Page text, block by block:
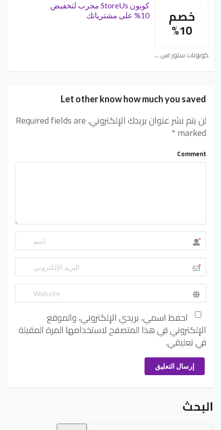
خصم
10%
كوبونات ستور اس StoreUs
كوبون StoreUs مجرب لتخفيض
10% على مشترياتك
Let other know how much you saved
لن يتم نشر عنوان بريدك الإلكتروني.Required fields are
marked
*
Comment
*
*
احفظ اسمي، بريدي الإلكتروني، والموقع
الإلكتروني في هذا المتصفح لاستخدامها المرة المقبلة
في تعليقي.
إرسال التعليق
البحث